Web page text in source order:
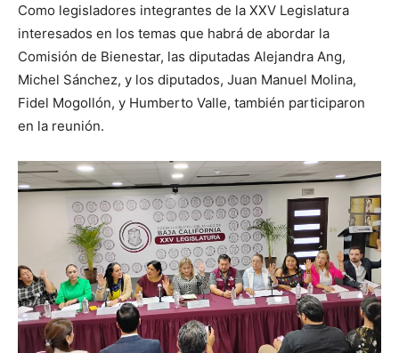
Como legisladores integrantes de la XXV Legislatura
interesados en los temas que habrá de abordar la
Comisión de Bienestar, las diputadas Alejandra Ang,
Michel Sánchez, y los diputados, Juan Manuel Molina,
Fidel Mogollón, y Humberto Valle, también participaron
en la reunión.